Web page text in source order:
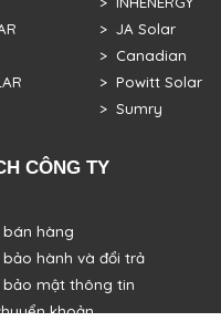
> JA Solar
> Canadian
> Powitt Solar
> Sumry
CÔNG TY
bán hàng
bảo hành và đổi trả
bảo mật thông tin
khoản